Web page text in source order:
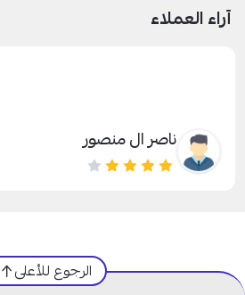
آراء العملاء
ناصر ال منصور
الرجوع للأعلى